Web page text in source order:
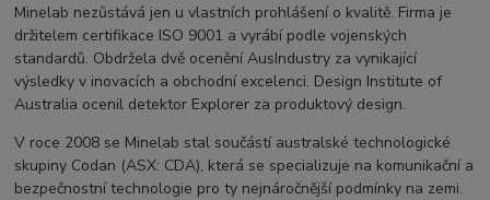
Minelab nezůstává jen u vlastních prohlášení o kvalitě. Firma je
držitelem certifikace ISO 9001 a vyrábí podle vojenských
standardů. Obdržela dvě ocenění AusIndustry za vynikající
výsledky v inovacích a obchodní excelenci. Design Institute of
Australia ocenil detektor Explorer za produktový design.
V roce 2008 se Minelab stal součástí australské technologické
skupiny Codan (ASX: CDA), která se specializuje na komunikační a
bezpečnostní technologie pro ty nejnáročnější podmínky na zemi.